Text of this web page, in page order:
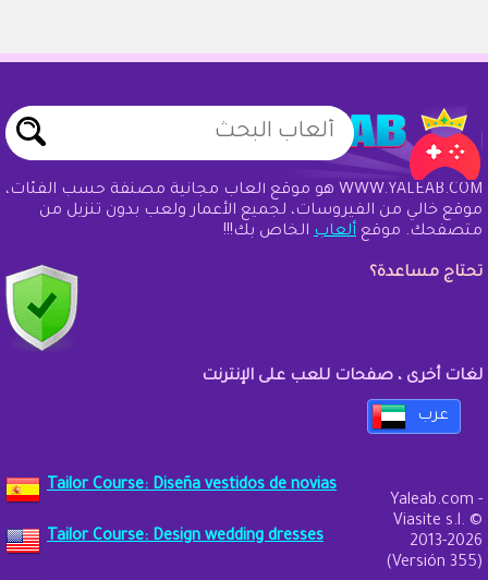
WWW.YALEAB.COM هو موقع ألعاب مجانية مصنفة حسب الفئات،
موقع خالي من الفيروسات، لجميع الأعمار ولعب بدون تنزيل من
متصفحك. موقع ألعاب الخاص بك!!!
تحتاج مساعدة؟
لغات أخرى ، صفحات للعب على الإنترنت
عرب
Tailor Course: Diseña vestidos de novias
Tailor Course: Design wedding dresses
Yaleab.com -
Viasite s.l. ©
2013-2026
(Versión 355)